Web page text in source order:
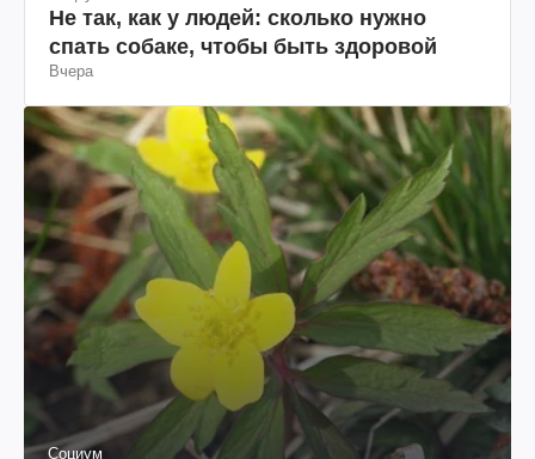
Не так, как у людей: сколько нужно
спать собаке, чтобы быть здоровой
Вчера
Социум